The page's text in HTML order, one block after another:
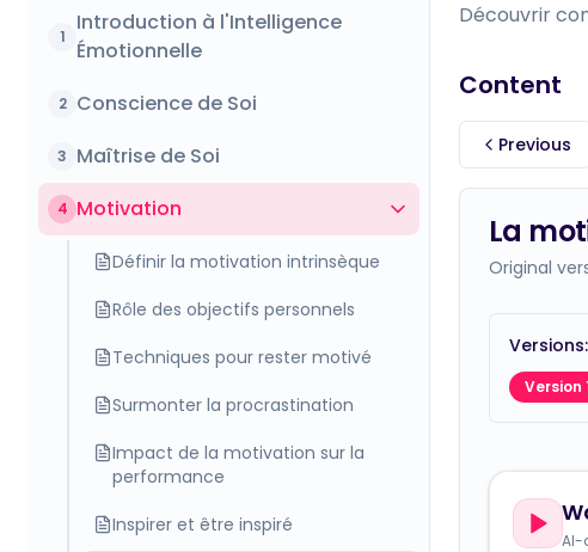
1
Introduction à l'Intelligence
Émotionnelle
2 Conscience de Soi
3 Maîtrise de Soi
4 Motivation
Définir la motivation intrinsèque
Rôle des objectifs personnels
Techniques pour rester motivé
Surmonter la procrastination
Impact de la motivation sur la
performance
Inspirer et être inspiré
Découvrir
Content
Previous
La
Original
Versions:
Version
AI-